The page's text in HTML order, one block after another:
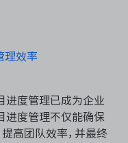
理效率
进度管理已成为企业
进度管理不仅能确保
高团队效率，并最终